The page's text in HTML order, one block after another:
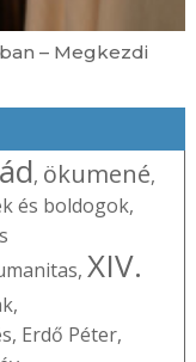
– Megkezdi
, ökumené,
és boldogok,
, XIV.
,
, Erdő Péter,